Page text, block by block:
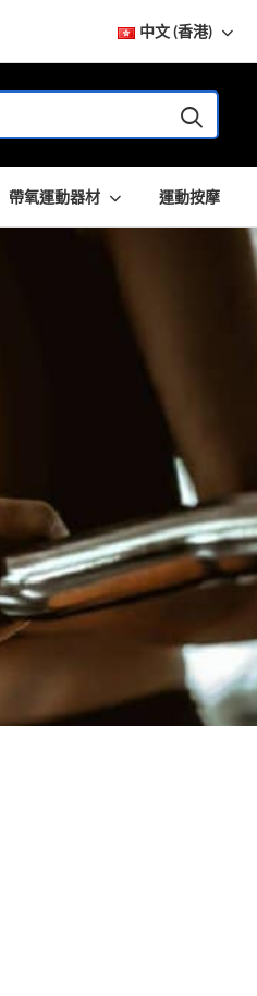
中文 (香港)
帶氧運動器材 運動按摩